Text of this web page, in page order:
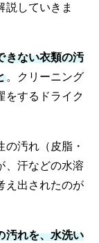
説していきま
きない衣類の汚
。クリーニング
をするドライク
汚れ（皮脂・
、汗などの水溶
え出されたのが
汚れを、水洗い